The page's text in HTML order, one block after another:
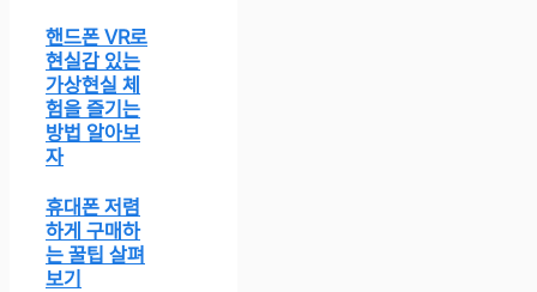
핸드폰 VR로
현실감 있는
가상현실 체
험을 즐기는
방법 알아보
자
휴대폰 저렴
하게 구매하
는 꿀팁 살펴
보기